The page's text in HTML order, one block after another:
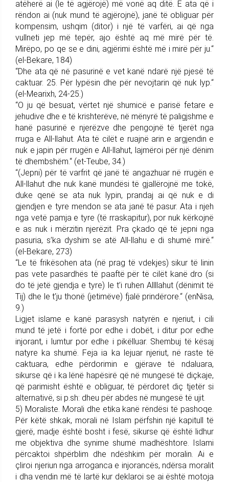
atëherë ai (le të agjërojë) më vonë aq ditë. E ata që i
rëndon ai (nuk mund të agjërojnë), janë të obliguar për
kompensim, ushqim (ditor) i një të varfëri, ai që nga
vullneti jep më tepër, ajo është aq më mirë për të.
Mirëpo, po qe se e dini, agjërimi është më i mirë për ju.“
(el-Bekare, 184)
“Dhe ata që në pasurinë e vet kanë ndarë një pjesë të
caktuar. 25. Për lypësin dhe për nevojtarin që nuk lyp.“
(el-Mearixh, 24-25.)
“O ju që besuat, vërtet një shumicë e parisë fetare e
jehudive dhe e të krishterëve, në mënyrë të paligjshme e
hanë pasurinë e njerëzve dhe pengojnë të tjerët nga
rruga e All-llahut. Ata të cilët e ruajnë arin e argjendin e
nuk e japin për rrugën e All-llahut, lajmëroi për një dënim
të dhembshëm.“ (et-Teube, 34.)
“(Jepni) për të varfrit që janë të angazhuar në rrugën e
All-llahut dhe nuk kanë mundësi të gjallërojnë me tokë,
duke qenë se ata nuk lypin, prandaj ai që nuk e di
gjendjen e tyre mendon se ata janë të pasur. Ata i njeh
nga vetë pamja e tyre (të rraskapitur), por nuk kërkojnë
e as nuk i mërzitin njerëzit. Pra çkado që të jepni nga
pasuria, s’ka dyshim se atë All-llahu e di shumë mirë.“
(el-Bekare, 273)
“Le të frikësohen ata (në prag të vdekjes) sikur të linin
pas vete pasardhës të paaftë për të cilët kanë dro (si
do të jetë gjendja e tyre) le t’i ruhen Allllahut (dënimit të
Tij) dhe le t’ju thonë (jetimëve) fjalë prindërore.“ (enNisa,
9.)
Ligjet islame e kanë parasysh natyrën e njeriut, i cili
mund të jetë i fortë por edhe i dobët, i ditur por edhe
injorant, i lumtur por edhe i pikëlluar. Shembuj të kësaj
natyre ka shumë. Feja ia ka lejuar njeriut, në raste të
caktuara, edhe përdorimin e gjërave të ndaluara,
sikurse që i ka lënë hapësirë që në mungesë të diçkaje,
që parimisht është e obliguar, të përdoret diç tjetër si
alternativë, si p.sh: dheu për abdes në mungesë të ujit.
5) Moraliste. Morali dhe etika kanë rëndësi të pashoqe.
Për këtë shkak, morali në Islam përfshin një kapitull të
gjerë, madje është bosht i fesë, sikurse që është lidhur
me objektiva dhe synime shumë madhështore. Islami
përcaktoi shpërblim dhe ndëshkim për moralin. Ai e
çliroi njeriun nga arroganca e injorancës, ndërsa moralit
i dha vendin më të lartë kur deklaroi se ai është motoja